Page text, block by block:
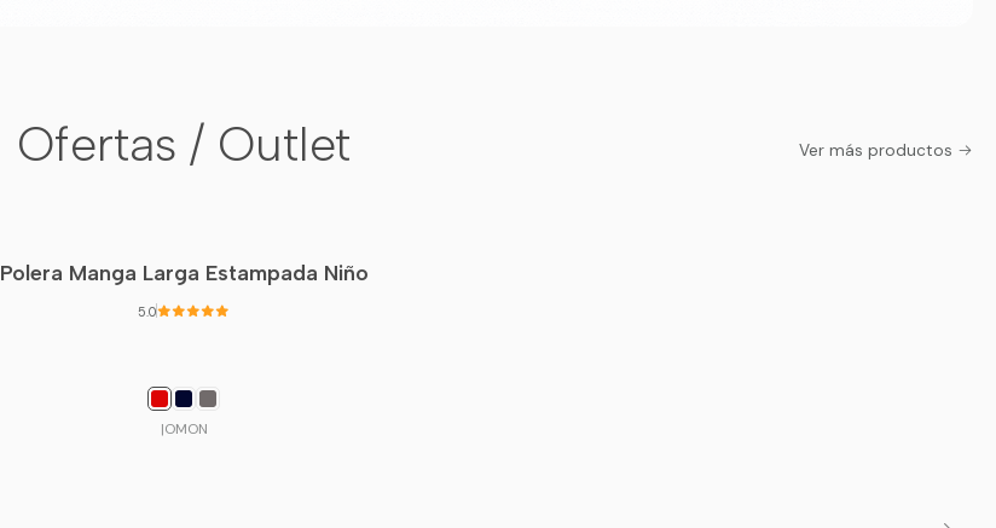
Ofertas / Outlet Ver más productos
Polera Manga Larga Estampada Niño
5.0
|OMON